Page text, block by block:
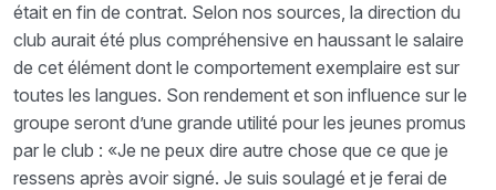
était en fin de contrat. Selon nos sources, la direction du
club aurait été plus compréhensive en haussant le salaire
de cet élément dont le comportement exemplaire est sur
toutes les langues. Son rendement et son influence sur le
groupe seront d’une grande utilité pour les jeunes promus
par le club : «Je ne peux dire autre chose que ce que je
ressens après avoir signé. Je suis soulagé et je ferai de